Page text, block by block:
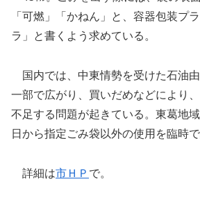
「可燃」「かねん」と、容器包装プ
ラ」と書くよう求めている。
国内では、中東情勢を受けた石油
一部で広がり、買いだめなどにより
不足する問題が起きている。東葛地
日から指定ごみ袋以外の使用を臨時で
詳細は市ＨＰ で。